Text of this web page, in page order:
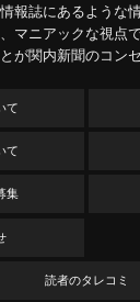
報誌にあるような
マニアックな視点
が関内新聞のコンセ
て
て
集
読者のタレコミ